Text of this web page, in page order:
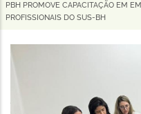
de
navegação
PBH PROMOVE CAPACITAÇÃO EM
PROFISSIONAIS DO SUS-BH